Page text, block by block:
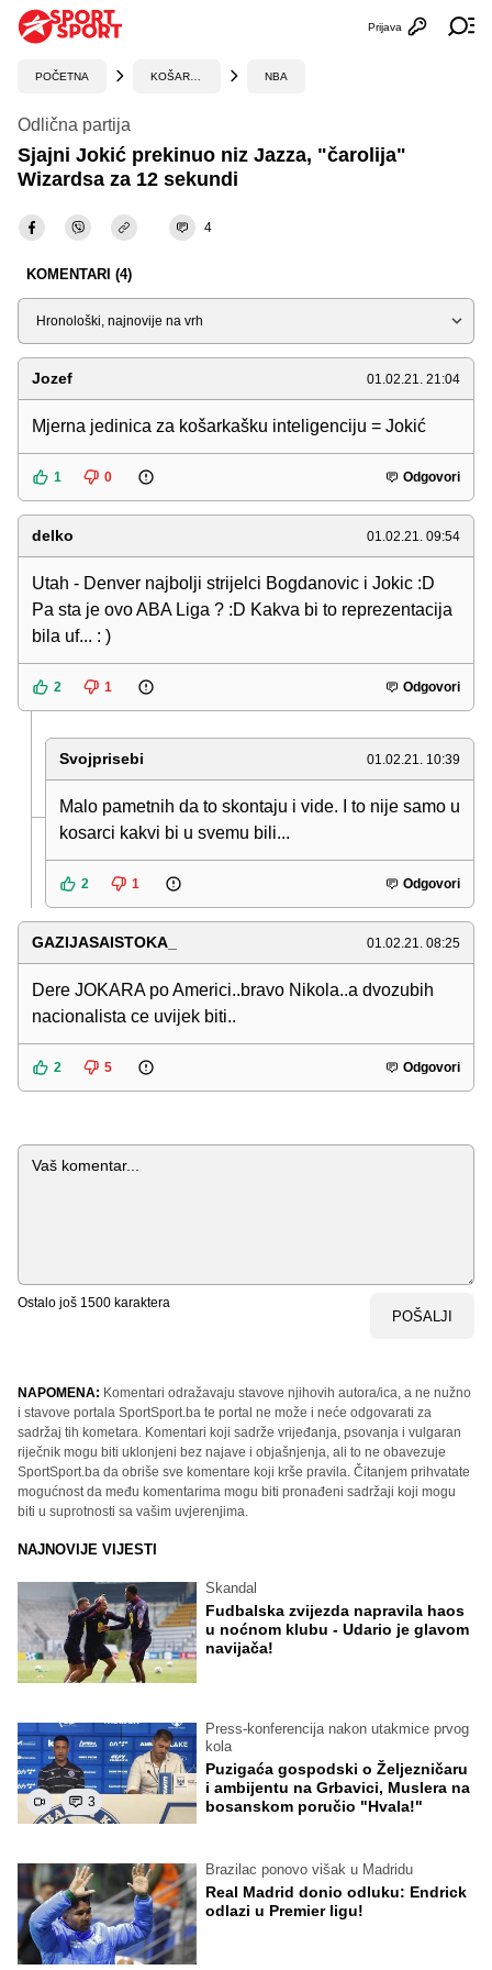
Otvori
Prijava
POČETNA NBA
Odlična partija
Sjajni Jokić prekinuo niz Jazza, "čarolija"
Wizardsa za 12 sekundi
4
KOMENTARI (4)
Sortiraj
Jozef 01.02.21. 21:04
Mjerna jedinica za košarkašku inteligenciju = Jokić
1 0 Odgovori
delko 01.02.21. 09:54
Utah - Denver najbolji strijelci Bogdanovic i Jokic :D
Pa sta je ovo ABA Liga ? :D Kakva bi to reprezentacija
bila uf... : )
2 1 Odgovori
Svojprisebi 01.02.21. 10:39
Malo pametnih da to skontaju i vide. I to nije samo u
kosarci kakvi bi u svemu bili...
2 1 Odgovori
GAZIJASAISTOKA_ 01.02.21. 08:25
Dere JOKARA po Americi..bravo Nikola..a dvozubih
nacionalista ce uvijek biti..
2 5 Odgovori
Komentar
Ostalo još 1500 karaktera
POŠALJI
NAPOMENA: Komentari odražavaju stavove njihovih autora/ica, a ne nužno
i stavove portala SportSport.ba te portal ne može i neće odgovarati za
sadržaj tih kometara. Komentari koji sadrže vrijeđanja, psovanja i vulgaran
riječnik mogu biti uklonjeni bez najave i objašnjenja, ali to ne obavezuje
SportSport.ba da obriše sve komentare koji krše pravila. Čitanjem prihvatate
mogućnost da među komentarima mogu biti pronađeni sadržaji koji mogu
biti u suprotnosti sa vašim uvjerenjima.
NAJNOVIJE VIJESTI
Skandal
Fudbalska zvijezda napravila haos
u noćnom klubu - Udario je glavom
navijača!
3
Press-konferencija nakon utakmice prvog
kola
Puzigaća gospodski o Željezničaru
i ambijentu na Grbavici, Muslera na
bosanskom poručio "Hvala!"
Brazilac ponovo višak u Madridu
Real Madrid donio odluku: Endrick
odlazi u Premier ligu!